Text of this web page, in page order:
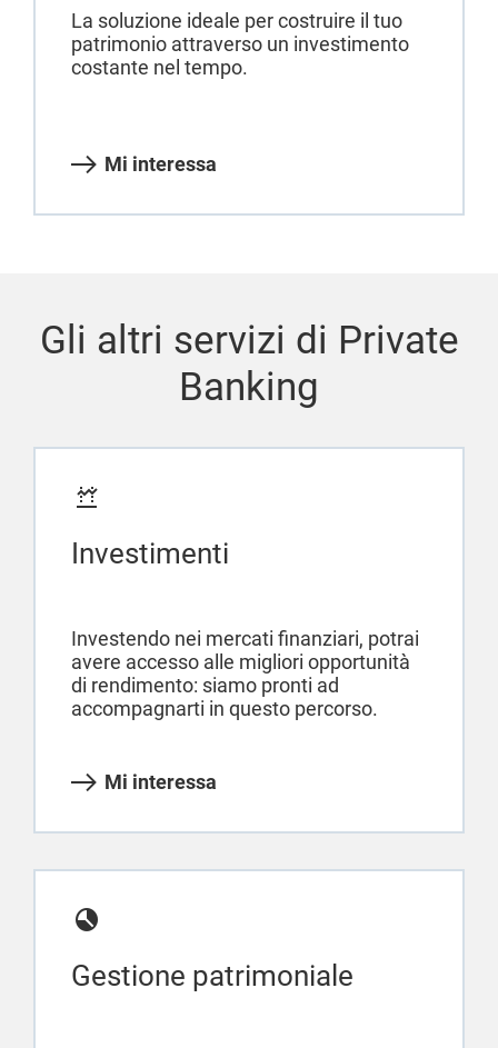
La soluzione ideale per costruire il tuo
patrimonio attraverso un investimento
costante nel tempo.
Mi interessa
Gli altri servizi di Private
Banking
Investimenti
Investendo nei mercati finanziari, potrai
avere accesso alle migliori opportunità
di rendimento: siamo pronti ad
accompagnarti in questo percorso.
Mi interessa
Gestione patrimoniale